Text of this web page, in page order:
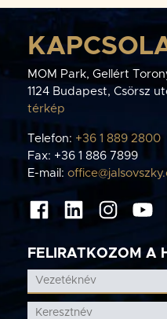
MOM Park, Gellért
1124 Budapest, Csörsz
térkép
Telefon: +36 1 889 2800
Fax: +36 1 886 7899
E-mail:
FELIRATKOZOM A